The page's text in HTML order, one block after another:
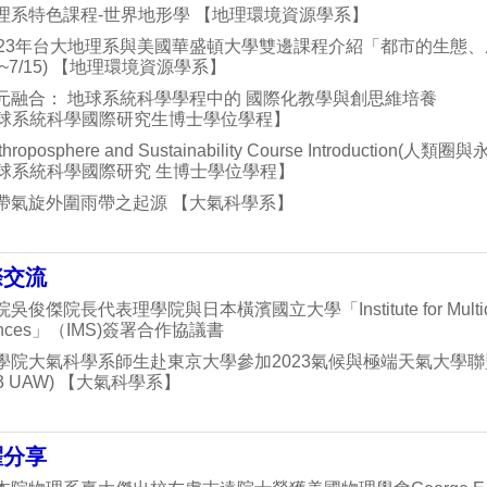
系特色課程-世界地形學 【地理環境資源學系】
年台大地理系與美國華盛頓大學雙邊課程介紹「都市的生態
15) 【地理環境資源學系】
融合： 地球系統科學學程中的 國際化教學與創思維培養
系統科學國際研究生博士學位學程】
and Sustainability Course Introduction(人類圈與
系統科學國際研究 生博士學位學程】
氣旋外圍雨帶之起源 【大氣科學系】
流
吳俊傑院長代表理學院與日本橫濱國立大學「Institute for
」（IMS)簽署合作協議書
院大氣科學系師生赴東京大學參加2023氣候與極端天氣大學
UAW) 【大氣科學系】
享